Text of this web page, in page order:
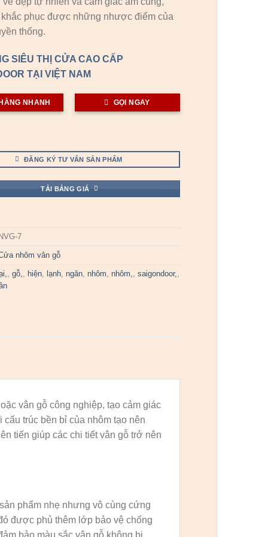
phục được những nhược điểm của
thống.
SIÊU THỊ CỬA CAO CẤP
TẠI VIỆT NAM
NHANH GỌI NGAY
ĐĂNG KÝ TƯ VẤN SẢN PHẨM
TẢI BẢNG GIÁ
7
nhôm vân gỗ
,gỗ,, hiện, lạnh,ngăn,nhôm,nhôm,,saigondoor,,
vân gỗ công nghiệp, tạo cảm giác
trúc bền bỉ của nhôm tạo nên
tiến giúp các chi tiết vân gỗ trở nên
phẩm nhẹ nhưng vô cùng cứng
được phủ thêm lớp bảo vệ chống
bảo màu sắc vân gỗ không bị